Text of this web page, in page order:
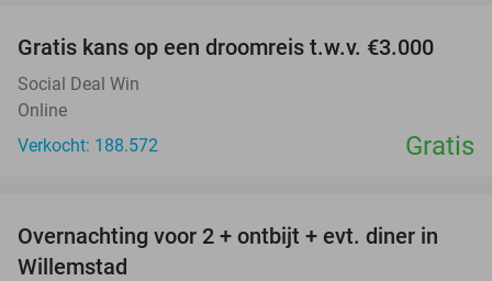
Gratis kans op een droomreis t.w.v. €3.000
Social Deal Win
Online
Verkocht: 188.572
Gratis
34%
Overnachting voor 2 + ontbijt + evt. diner in
Willemstad